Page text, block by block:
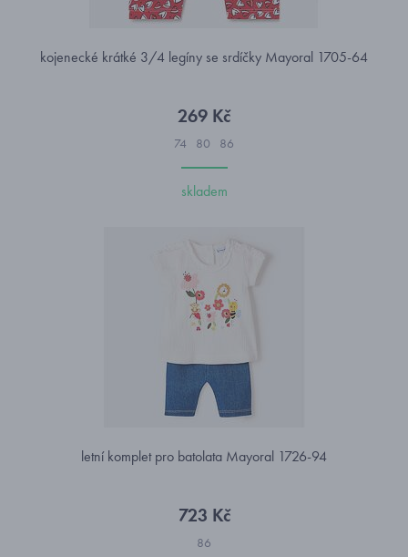
kojenecké krátké 3/4 legíny se srdíčky Mayoral 1705-64
269 Kč
74 80 86
skladem
letní komplet pro batolata Mayoral 1726-94
723 Kč
86